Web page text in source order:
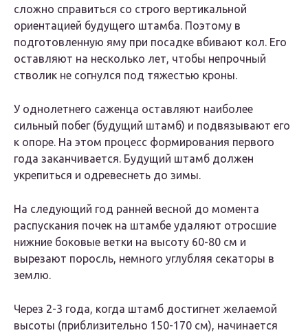
сложно справиться со строго вертикальной
ориентацией будущего штамба. Поэтому в
подготовленную яму при посадке вбивают кол. Его
оставляют на несколько лет, чтобы непрочный
стволик не согнулся под тяжестью кроны.
У однолетнего саженца оставляют наиболее
сильный побег (будущий штамб) и подвязывают его
к опоре. На этом процесс формирования первого
года заканчивается. Будущий штамб должен
укрепиться и одревеснеть до зимы.
На следующий год ранней весной до момента
распускания почек на штамбе удаляют отросшие
нижние боковые ветки на высоту 60-80 см и
вырезают поросль, немного углубляя секаторы в
землю.
Через 2-3 года, когда штамб достигнет желаемой
высоты (приблизительно 150-170 см), начинается